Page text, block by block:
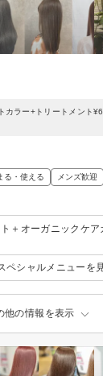
カラー+トリートメント
る・使える メンズ歓迎
ト＋オーガニックケア
ペシャルメニューを
他の情報を表示